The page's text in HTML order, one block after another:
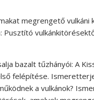
megrengető
Pusztító
bazalt tűzhányói: A
felépítése.
a vulkánok?